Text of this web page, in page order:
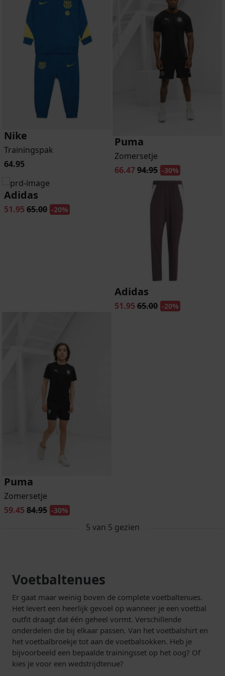
Nike
Trainingspak
64.95
Puma
Zomersetje
66.4794.95 -30%
Adidas
51.95 65.00 -20%
Adidas
51.95 65.00 -20%
Puma
Zomersetje
59.45 84.95 -30%
5 van 5 gezien
Voetbaltenues
Er gaat maar weinig boven de complete voetbaltenues.
Het levert een heerlijk gevoel op wanneer je een voetbal
outfit draagt dat één geheel vormt. Verschillende
onderdelen die bij elkaar passen. Van het voetbalshirt en
het voetbalbroekje tot aan de voetbalsokken. Heb je
bijvoorbeeld een bepaalde trainingsset op het oog? Of
kies je voor een wedstrijdtenue?